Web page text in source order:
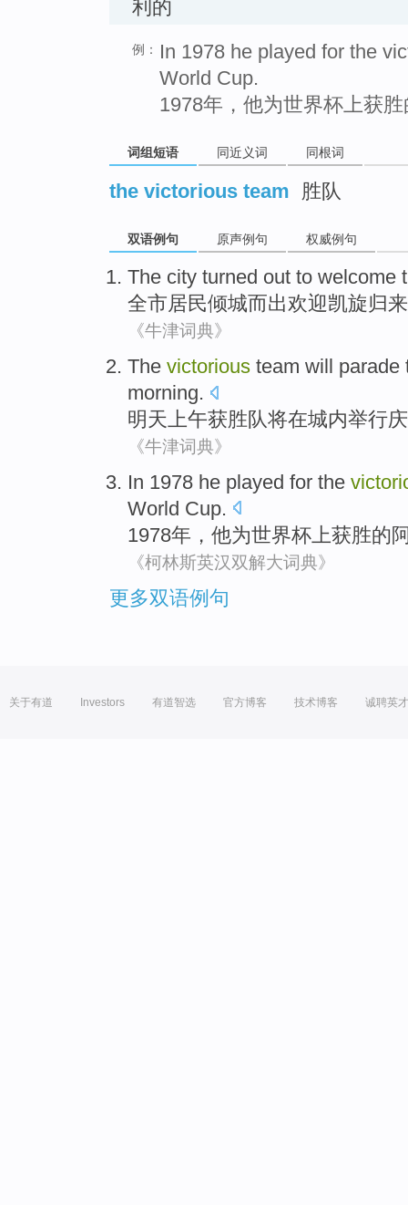
利的
例：
In 1978 he played for the
World Cup.
1978年，他为世界杯上获
词组短语 同近义词 同根词
the victorious team 胜队
双语例句 原声例句 权威例句
The city turned out to welcome
全市居民倾城而出欢迎凯旋归来
《牛津词典》
The victorious team will parade
morning.
明天上午获胜队将在城内举行
《牛津词典》
In 1978 he played for the
World Cup.
1978年， 他为世界杯上获胜的
《柯林斯英汉双解大词典》
更多双语例句
关于有道 Investors 有道智选 官方博客 技术博客 诚聘英才